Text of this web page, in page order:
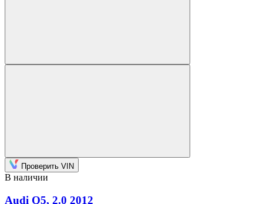
Проверить VIN
В наличии
Audi Q5, 2.0 2012